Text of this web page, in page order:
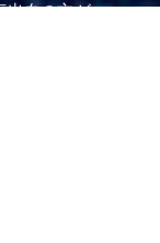
出血の方が一ヶ